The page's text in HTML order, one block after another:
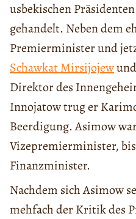
usbekischen
gehandelt. Neben dem
Premierminister und
Schawkat Mirsijojew
Direktor des
Innojatow trug er
Beerdigung. Asimow
Vizepremierminister,
Finanzminister.
Nachdem sich Asimow
mehfach der Kritik des